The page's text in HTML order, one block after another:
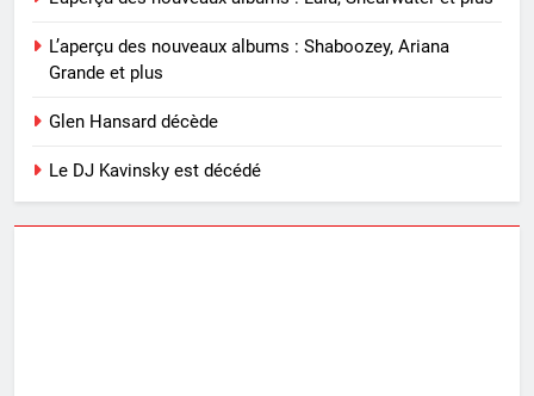
L’aperçu des nouveaux albums : Shaboozey, Ariana
Grande et plus
Glen Hansard décède
Le DJ Kavinsky est décédé